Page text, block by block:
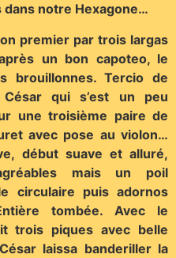
dans notre Hexagone…
premier par trois largas
un bon capoteo, le
brouillonnes. Tercio de
qui s’est un peu
une troisième paire de
avec pose au violon…
début suave et alluré,
mais un poil
circulaire puis adornos
tombée. Avec le
trois piques avec belle
laissa banderiller la